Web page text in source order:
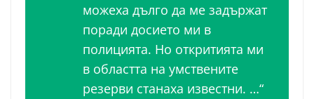
можеха дълго да ме задържат
поради досието ми в
полицията. Но откритията ми
в областта на умствените
резерви станаха известни. …“